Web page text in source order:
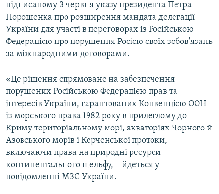
підписаному 3 червня указу президента Петра
Порошенка про розширення мандата делегації
України для участі в переговорах із Російською
Федерацією про порушення Росією своїх зобов'язань
за міжнародними договорами.
«Це рішення спрямоване на забезпечення
порушених Російською Федерацією прав та
інтересів України, гарантованих Конвенцією ООН
із морського права 1982 року в прилеглому до
Криму територіальному морі, акваторіях Чорного й
Азовського морів і Керченської протоки,
включаючи права на природні ресурси
континентального шельфу, – йдеться у
повідомленні МЗС України.